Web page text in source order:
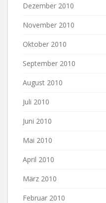
Dezember 2010
November 2010
Oktober 2010
September 2010
August 2010
Juli 2010
Juni 2010
Mai 2010
April 2010
März 2010
Februar 2010